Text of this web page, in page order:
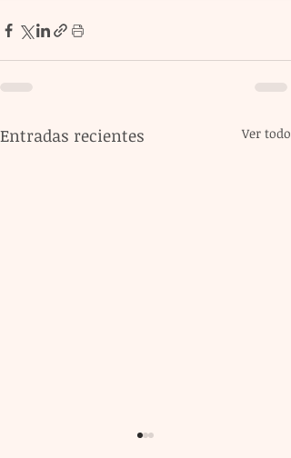
Entradas recientes Ver todo